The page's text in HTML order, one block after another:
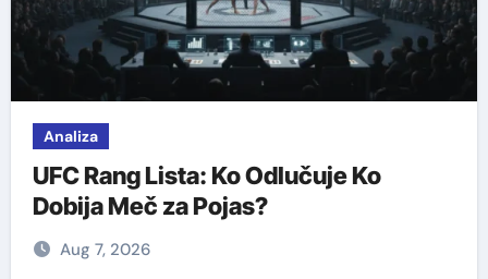
Analiza
UFC Rang Lista: Ko Odlučuje Ko
Dobija Meč za Pojas?
Aug 7, 2026